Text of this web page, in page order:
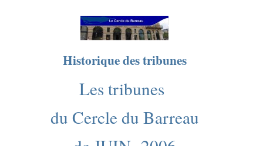
Historique des tribunes
Les tribunes
du Cercle du Barreau